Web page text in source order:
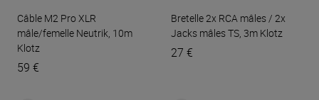
Câble M2 Pro XLR
mâle/femelle Neutrik, 10m
Klotz
59 €
Bretelle 2x RCA mâles / 2x
Jacks mâles TS, 3m Klotz
27 €